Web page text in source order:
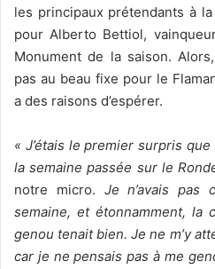
les principaux prétendants à
pour Alberto Bettiol,
Monument de la saison.
pas au beau fixe pour le
a des raisons d’espérer.
« J’étais le premier surpris
la semaine passée sur le
notre micro. Je n’avais pas
semaine, et étonnamment, la
genou tenait bien. Je ne m’y
car je ne pensais pas à me